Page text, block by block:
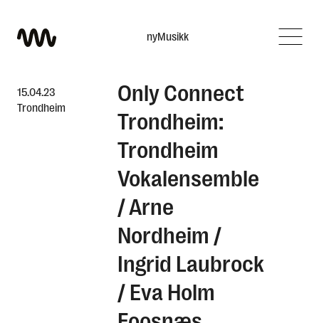
nyMusikk
Hva leter du etter?
15.04.23
Trondheim
Only Connect
Trondheim:
Trondheim
Vokalensemble
/ Arne
Nordheim /
Ingrid Laubrock
/ Eva Holm